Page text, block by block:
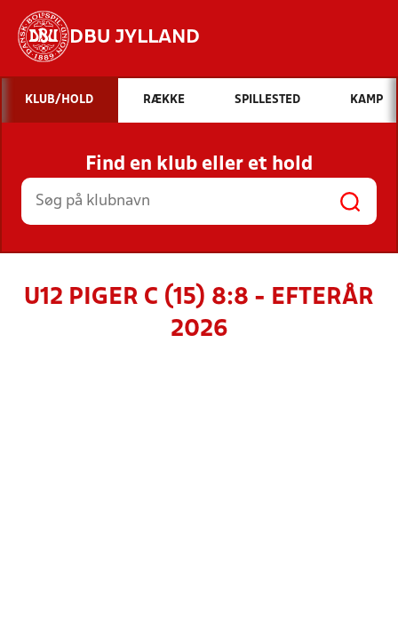
DBU JYLLAND
Hvad vil du søge efter?
INDHOLD OG NYHEDER
STILLINGER, RESULTATER, KLUBBER OG
HOLD
KLUB/HOLD RÆKKE SPILLESTED KAMP
Find en klub eller et hold
U12 PIGER C (15) 8:8 - EFTERÅR
2026